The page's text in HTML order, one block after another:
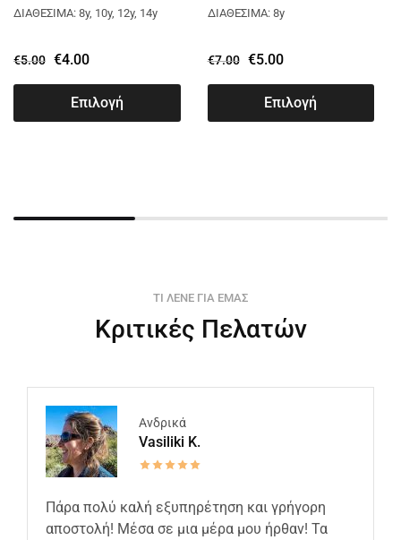
ΔΙΑΘΕΣΙΜΑ: 8y, 10y, 12y, 14y
€5.00 €4.00
Επιλογή
ΔΙΑΘΕΣΙΜΑ: 8y
€7.00 €5.00
Επιλογή
ΤΙ ΛΕΝΕ ΓΙΑ ΕΜΑΣ
Κριτικές Πελατών
Ανδρικά
Vasiliki K.
Πάρα πολύ καλή εξυπηρέτηση και γρήγορη
αποστολή! Μέσα σε μια μέρα μου ήρθαν! Τα